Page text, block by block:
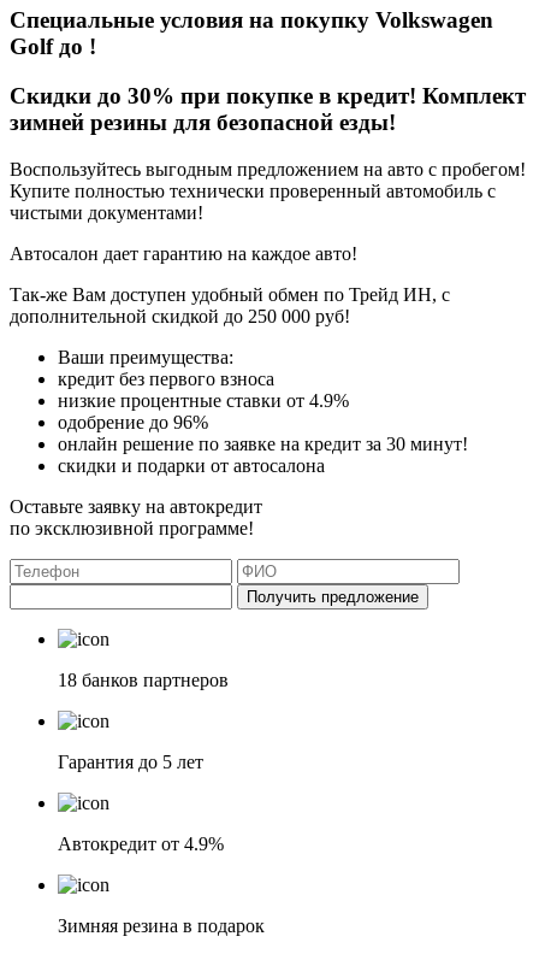
Специальные условия на покупку Volkswagen
Golf до !
Скидки до 30% при покупке в кредит! Комплект
зимней резины для безопасной езды!
Воспользуйтесь выгодным предложением на авто с пробегом!
Купите полностью технически проверенный автомобиль с
чистыми документами!
Автосалон дает гарантию на каждое авто!
Так-же Вам доступен удобный обмен по Трейд ИН, с
дополнительной скидкой до 250 000 руб!
Ваши преимущества:
кредит без первого взноса
низкие процентные ставки от 4.9%
одобрение до 96%
онлайн решение по заявке на кредит за 30 минут!
скидки и подарки от автосалона
Оставьте заявку на автокредит
по эксклюзивной программе!
Получить предложение
18 банков партнеров
Гарантия до 5 лет
Автокредит от 4.9%
Зимняя резина в подарок